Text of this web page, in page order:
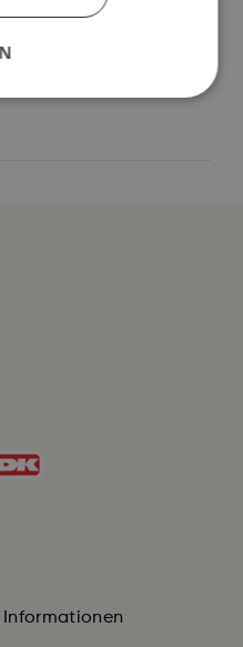
Informationen